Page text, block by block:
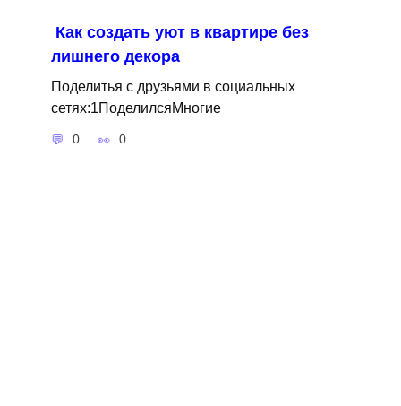
Как создать уют в квартире без
лишнего декора
Поделитья с друзьями в социальных
сетях:1ПоделилсяМногие
0 0